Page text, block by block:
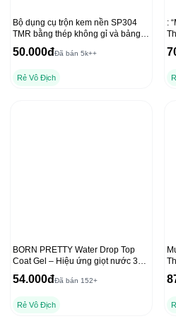
Bộ dụng cụ trộn kem nền SP304
TMR bằng thép không gỉ và bảng
trộn acrylic cho lớp nền mịn
50.000đĐã bán 5k++
Rẻ Vô Địch
:
BORN PRETTY Water Drop Top
Coat Gel – Hiệu ứng giọt nước 3D
trong suốt
54.000đĐã bán 152+
Rẻ Vô Địch